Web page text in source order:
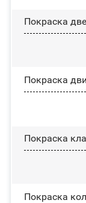
Покраска
Покраска
Покраска
Покраска